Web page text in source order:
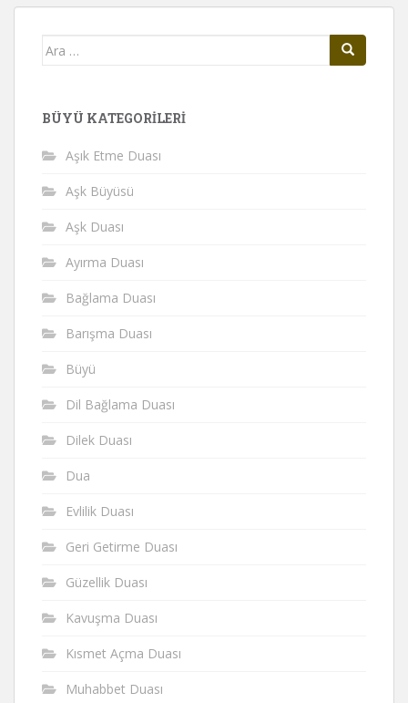
Arama
BÜYÜ KATEGORILERI
Aşık Etme Duası
Aşk Büyüsü
Aşk Duası
Ayırma Duası
Bağlama Duası
Barışma Duası
Büyü
Dil Bağlama Duası
Dilek Duası
Dua
Evlilik Duası
Geri Getirme Duası
Güzellik Duası
Kavuşma Duası
Kısmet Açma Duası
Muhabbet Duası